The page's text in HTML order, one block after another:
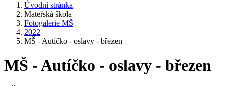
Úvodní stránka
Mateřská škola
Fotogalerie MŠ
2022
MŠ - Autíčko - oslavy - březen
MŠ - Autíčko - oslavy - březen